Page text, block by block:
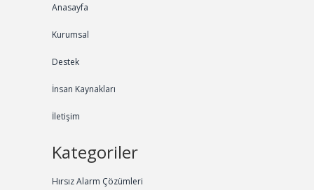
Anasayfa
Kurumsal
Destek
İnsan Kaynakları
İletişim
Kategoriler
Hırsız Alarm Çözümleri